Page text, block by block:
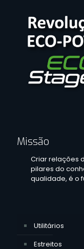
Missão
Criar relações
pilares do
qualidade, é o
Utilitários
Estreitos